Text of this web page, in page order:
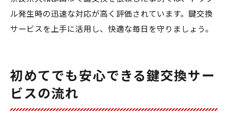
ル発生時の迅速な対応が高く評価されています。鍵交換
サービスを上手に活用し、快適な毎日を守りましょう。
初めてでも安心できる鍵交換サー
ビスの流れ